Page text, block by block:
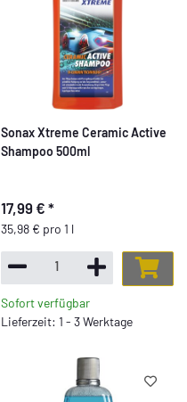
Sonax Xtreme Ceramic Active
Shampoo 500ml
17,99 € *
35,98 € pro 1 l
Sofort verfügbar
Lieferzeit: 1 - 3 Werktage